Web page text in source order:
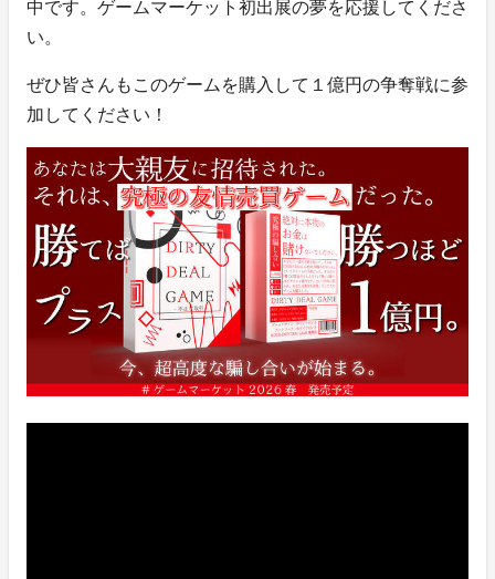
中です。ゲームマーケット初出展の夢を応援してくださ
い。
ぜひ皆さんもこのゲームを購入して１億円の争奪戦に参
加してください！